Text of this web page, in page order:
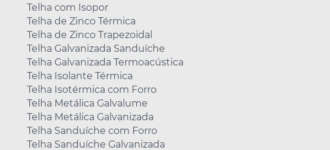
Telha com Isopor
Telha de Zinco Térmica
Telha de Zinco Trapezoidal
Telha Galvanizada Sanduíche
Telha Galvanizada Termoacústica
Telha Isolante Térmica
Telha Isotérmica com Forro
Telha Metálica Galvalume
Telha Metálica Galvanizada
Telha Sanduíche com Forro
Telha Sanduíche Galvanizada